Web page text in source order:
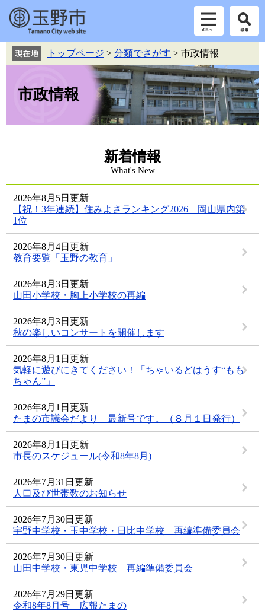
へ
トップページ > 分類でさがす > 市政情報
本
市政情報
新着情報
What's New
2026年8月5日更新
【祝！3年連続】住みよさランキング2026 岡山県内第
1位
2026年8月4日更新
教育要覧「玉野の教育」
2026年8月3日更新
山田小学校・胸上小学校の再編
2026年8月3日更新
秋の楽しいコンサートを開催します
2026年8月1日更新
気軽に遊びにきてください！「ちゃいるどはうす“もも
ちゃん”」
2026年8月1日更新
たまの市議会だより 最新号です。（８月１日発行）
2026年8月1日更新
市長のスケジュール(令和8年8月)
2026年7月31日更新
人口及び世帯数のお知らせ
2026年7月30日更新
宇野中学校・玉中学校・日比中学校 再編準備委員会
2026年7月30日更新
山田中学校・東児中学校 再編準備委員会
2026年7月29日更新
令和8年8月号 広報たまの